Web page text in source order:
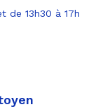
de 13h30 à 17h